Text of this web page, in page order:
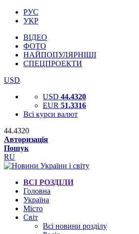
РУС
УКР
ВІДЕО
ФОТО
НАЙПОПУЛЯРНІШІ
СПЕЦПРОЕКТИ
USD
USD 44.4320
EUR 51.3316
Всі курси валют
44.4320
Авторизація
Пошук
RU
ВСІ РОЗДІЛИ
Головна
Україна
Місто
Світ
Всі новини розділу